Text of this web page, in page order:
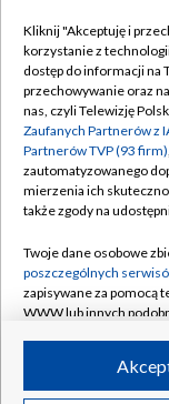
Abonament TVP
Emisja w TVP
Centrum
Naziemna
Rada
System NOS
Informacje o
Program dla
©2026
Kliknij "Akceptuję i
korzystanie z
dostęp do informacji na
przechowywanie oraz
nas, czyli Telewizję
Zaufanych Partnerów z
Partnerów TVP (93 firm)
zautomatyzowanego
mierzenia ich
także zgody na
Twoje dane osobowe
poszczególnych
zapisywane za pomocą
WWW lub innych
ruchu w Internecie.